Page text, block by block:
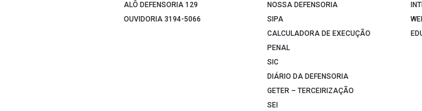
ALÔ DEFENSORIA 129
OUVIDORIA 3194-5066
NOSSA DEFENSORIA
SIPA
CALCULADORA DE EXECUÇÃO
PENAL
SIC
DIÁRIO DA DEFENSORIA
GETER – TERCEIRIZAÇÃO
SEI